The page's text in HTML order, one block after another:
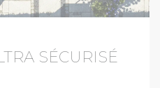
SÉCURISÉ